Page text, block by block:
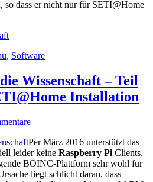
dass er nicht nur für SETI@Home
, Software
Wissenschaft – Teil
Installation
Per März 2016 unterstützt das
leider keine Raspberry Pi Clients.
BOINC-Plattform sehr wohl für
liegt schlicht daran, dass